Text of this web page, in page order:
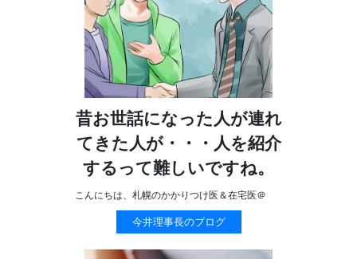
昔お世話になった人が連れ
てきた人が・・・人を紹介
するって難しいですね。
こんにちは、札幌のかかりつけ医＆在宅医＠
今井理事長のブログ